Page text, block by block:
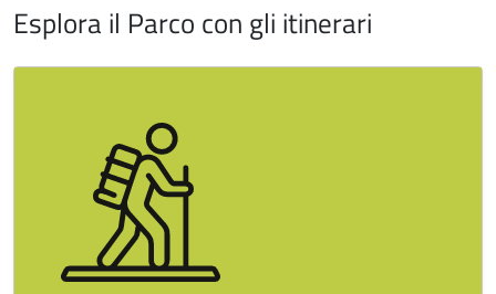
Esplora il Parco con gli itinerari
Image